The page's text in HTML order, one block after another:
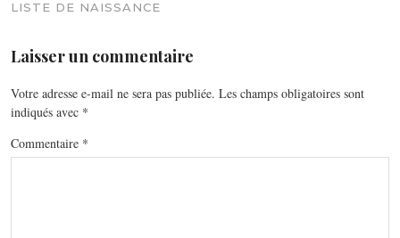
LISTE DE NAISSANCE
Laisser un commentaire
Votre adresse e-mail ne sera pas publiée. Les champs obligatoires sont
indiqués avec *
Commentaire *